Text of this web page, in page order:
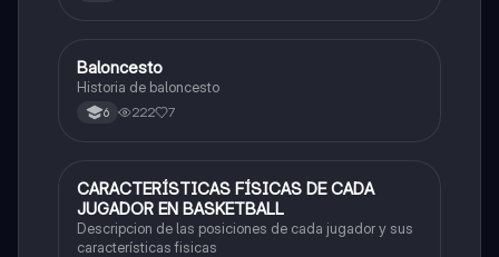
Educación Física
Baloncesto
Historia de baloncesto
6 222 7
Educación Física
CARACTERÍSTICAS FÍSICAS DE CADA
JUGADOR EN BASKETBALL
Descripcion de las posiciones de cada jugador y sus
características fisicas